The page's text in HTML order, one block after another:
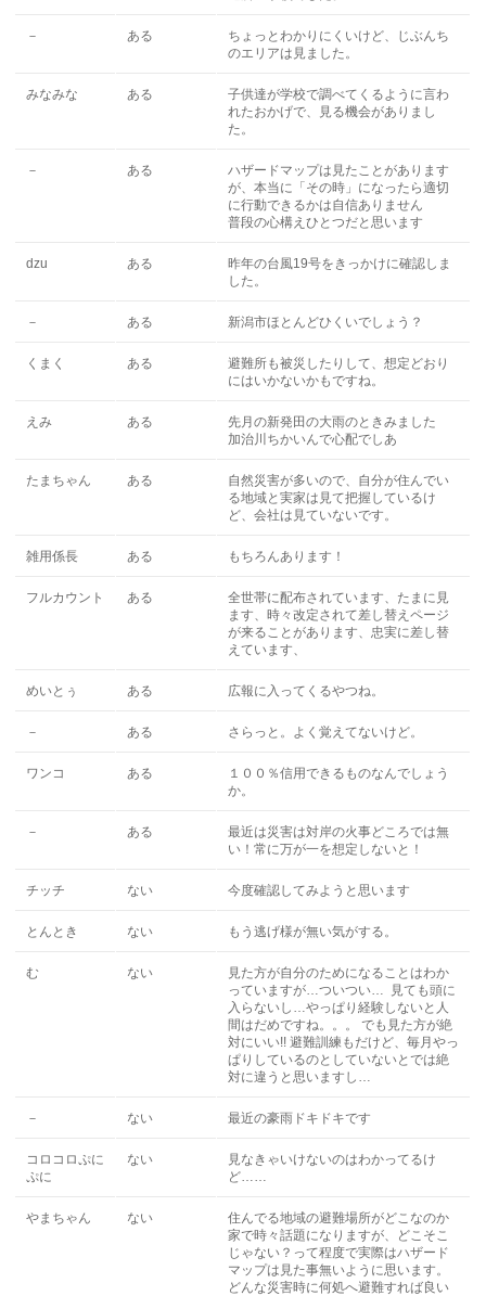
－ ある
ちょっとわかりにくいけど、じぶんち
のエリアは見ました。
みなみな ある
子供達が学校で調べてくるように言わ
れたおかげで、見る機会がありまし
た。
－ ある
ハザードマップは見たことがあります
が、本当に「その時」になったら適切
に行動できるかは自信ありません
普段の心構えひとつだと思います
dzu ある
昨年の台風19号をきっかけに確認しま
した。
－ ある 新潟市ほとんどひくいでしょう？
くまく ある
避難所も被災したりして、想定どおり
にはいかないかもですね。
えみ ある
先月の新発田の大雨のときみました
加治川ちかいんで心配でしあ
たまちゃん ある
自然災害が多いので、自分が住んでい
る地域と実家は見て把握しているけ
ど、会社は見ていないです。
雑用係長 ある もちろんあります！
フルカウント ある
全世帯に配布されています、たまに見
ます、時々改定されて差し替えページ
が来ることがあります、忠実に差し替
えています、
めいとぅ ある 広報に入ってくるやつね。
－ ある さらっと。よく覚えてないけど。
ワンコ ある
１００％信用できるものなんでしょう
か。
－ ある
最近は災害は対岸の火事どころでは無
い！常に万が一を想定しないと！
チッチ ない 今度確認してみようと思います
とんとき ない もう逃げ様が無い気がする。
む ない
見た方が自分のためになることはわか
っていますが…ついつい… 見ても頭に
入らないし…やっぱり経験しないと人
間はだめですね。。。 でも見た方が絶
対にいい!! 避難訓練もだけど、毎月やっ
ぱりしているのとしていないとでは絶
対に違うと思いますし…
－ ない 最近の豪雨ドキドキです
コロコロぷに
ぷに
ない
見なきゃいけないのはわかってるけ
ど……
やまちゃん ない
住んでる地域の避難場所がどこなのか
家で時々話題になりますが、どこそこ
じゃない？って程度で実際はハザード
マップは見た事無いように思います。
どんな災害時に何処へ避難すれば良い